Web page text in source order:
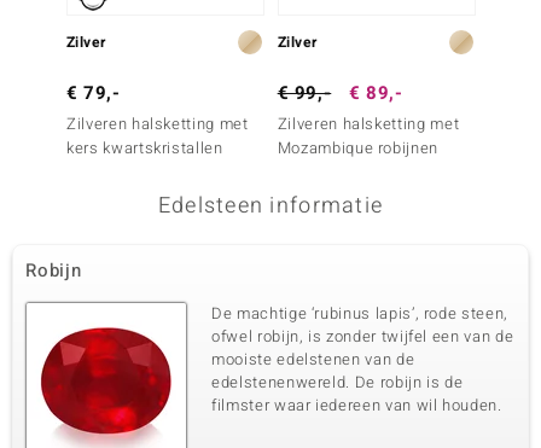
Zilver
€ 79,-
Zilveren halsketting met
kers kwartskristallen
Zilver
€ 99,- € 89,-
Zilveren halsketting met
Mozambique robijnen
Edelsteen informatie
Robijn
De machtige ‘rubinus lapis’, rode steen,
ofwel robijn, is zonder twijfel een van de
mooiste edelstenen van de
edelstenenwereld. De robijn is de
filmster waar iedereen van wil houden.